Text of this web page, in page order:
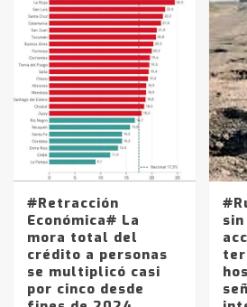
#Retracción
Económica# La
mora total del
crédito a personas
se multiplicó casi
por cinco desde